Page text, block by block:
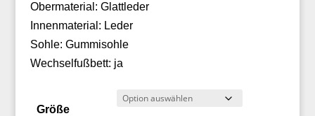
Obermaterial: Glattleder
Innenmaterial: Leder
Sohle: Gummisohle
Wechselfußbett: ja
Größe